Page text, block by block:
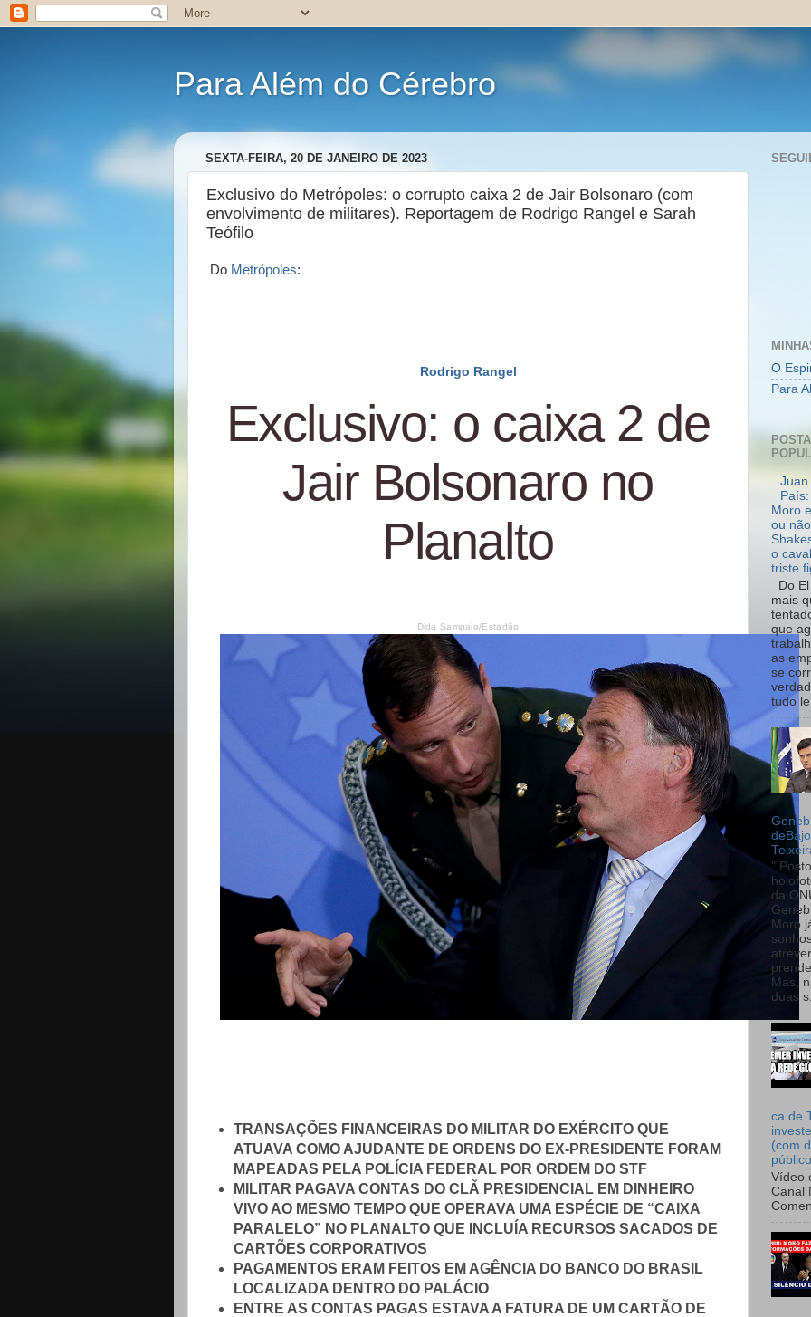
Para Além do Cérebro
SEXTA-FEIRA, 20 DE JANEIRO DE 2023
Exclusivo do Metrópoles: o corrupto caixa 2 de Jair Bolsonaro (com
envolvimento de militares). Reportagem de Rodrigo Rangel e Sarah
Teófilo
Do Metrópoles:
Rodrigo Rangel
Exclusivo: o caixa 2 de
Jair Bolsonaro no
Planalto
Dida Sampaio/Estadão
TRANSAÇÕES FINANCEIRAS DO MILITAR DO EXÉRCITO QUE
ATUAVA COMO AJUDANTE DE ORDENS DO EX-PRESIDENTE FORAM
MAPEADAS PELA POLÍCIA FEDERAL POR ORDEM DO STF
MILITAR PAGAVA CONTAS DO CLÃ PRESIDENCIAL EM DINHEIRO
VIVO AO MESMO TEMPO QUE OPERAVA UMA ESPÉCIE DE “CAIXA
PARALELO” NO PLANALTO QUE INCLUÍA RECURSOS SACADOS DE
CARTÕES CORPORATIVOS
PAGAMENTOS ERAM FEITOS EM AGÊNCIA DO BANCO DO BRASIL
LOCALIZADA DENTRO DO PALÁCIO
ENTRE AS CONTAS PAGAS ESTAVA A FATURA DE UM CARTÃO DE
O
Para
Juan
Moro
ou
o
triste
Do
mais
que
as
se
tudo
"
da
Moro
Mas,
duas
ca de
(com
Vídeo
Canal